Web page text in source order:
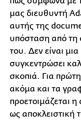
μας διευθυντή
αυτής της
υπόσταση από τη
του. Δεν είναι
συγκεντρώσει
σκοπιά. Για
ακόμα και τα
προετοιμάζεται
ως αποκλειστική